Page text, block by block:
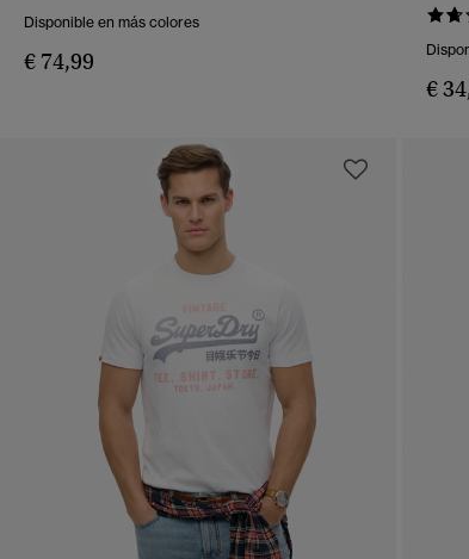
Disponible en más colores
€ 74,99
€